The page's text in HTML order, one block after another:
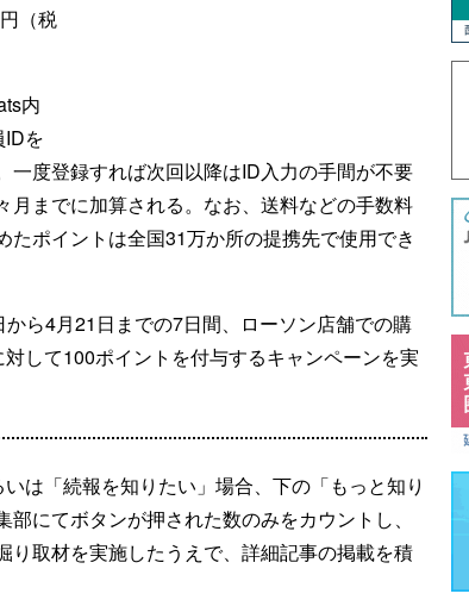
（税
内
を
一度登録すれば次回以降はID入力の手間が不要
月までに加算される。なお、送料などの手数料
ポイントは全国31万か所の提携先で使用でき
ら4月21日までの7日間、ローソン店舗での購
して100ポイントを付与するキャンペーンを実
は「続報を知りたい」場合、下の「もっと知り
にてボタンが押された数のみをカウントし、
り取材を実施したうえで、詳細記事の掲載を積